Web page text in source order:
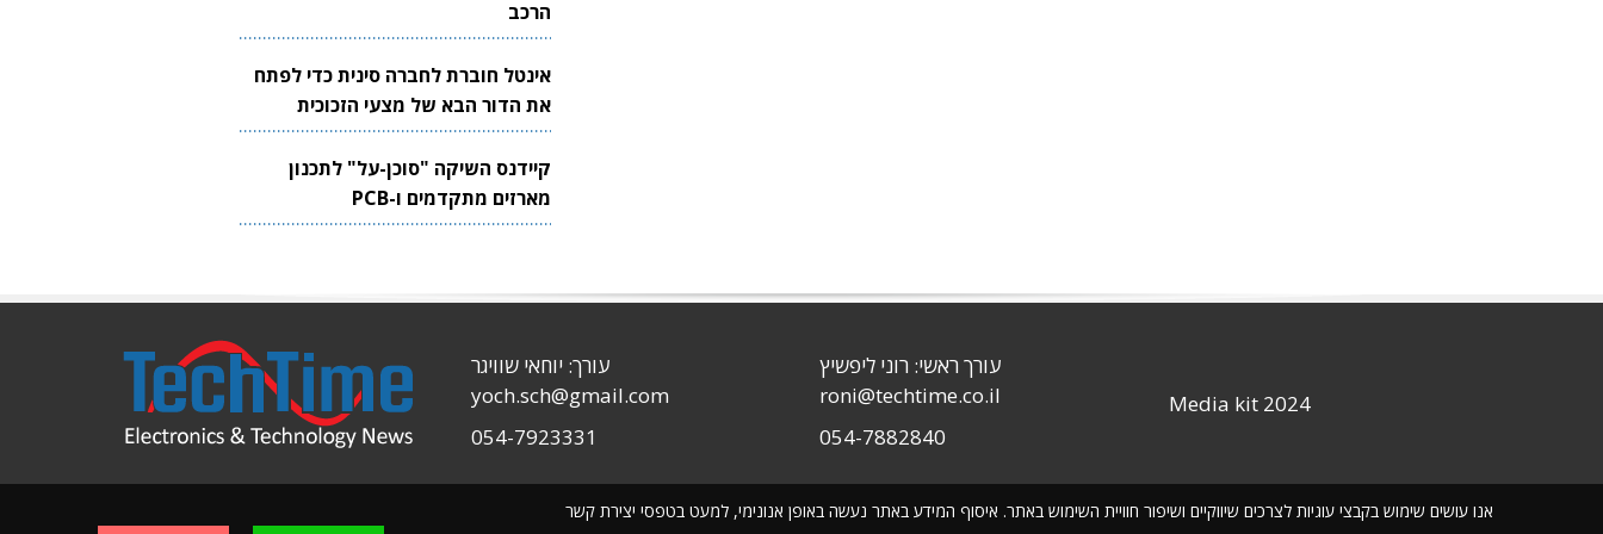
הרכב
אינטל חוברת לחברה סינית כדי לפתח
את הדור הבא של מצעי הזכוכית
לשבבים
קיידנס השיקה "סוכן-על" לתכנון
מארזים מתקדמים ו-PCB
אנו עושים שימוש בקבצי עוגיות לצרכים שיווקיים ושיפור חוויית השימוש באתר. איסוף המידע באתר נעשה באופן אנונימי, למעט בטפסי יצירת קשר
Media kit 2024
עורך ראשי: רוני ליפשיץ
roni@techtime.co.il
054-7882840
עורך: יוחאי שוויגר
yoch.sch@gmail.com
054-7923331